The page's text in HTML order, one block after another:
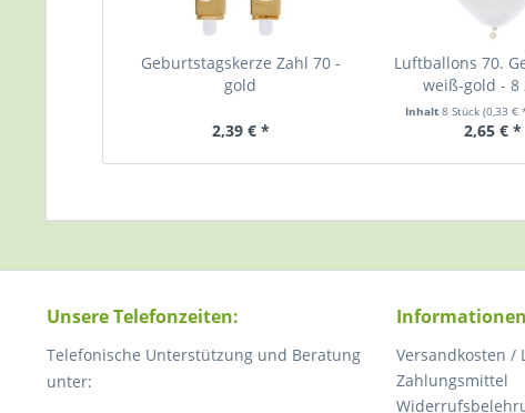
Geburtstagskerze Zahl 70 -
gold
2,39 € *
Luftballons 70.
weiß-gold - 8
Inhalt8 Stück(0,33 €
2,65 € *
Unsere Telefonzeiten:
Telefonische Unterstützung und Beratung
unter:
Versandkosten /
Zahlungsmittel